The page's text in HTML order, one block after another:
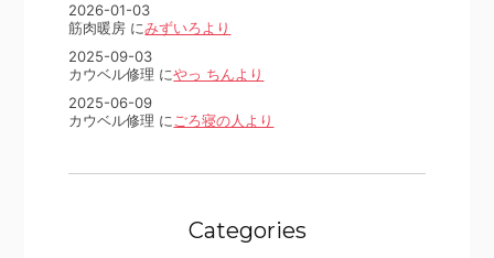
2026-01-03
筋肉暖房 にみずいろより
2025-09-03
カウベル修理 にやっ ちんより
2025-06-09
カウベル修理 に ごろ寝の人より
Categories